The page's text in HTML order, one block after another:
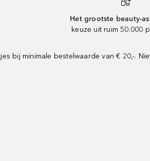
Het grootste beauty-
keuze uit ruim 50.000
bij minimale bestelwaarde van € 20,-.